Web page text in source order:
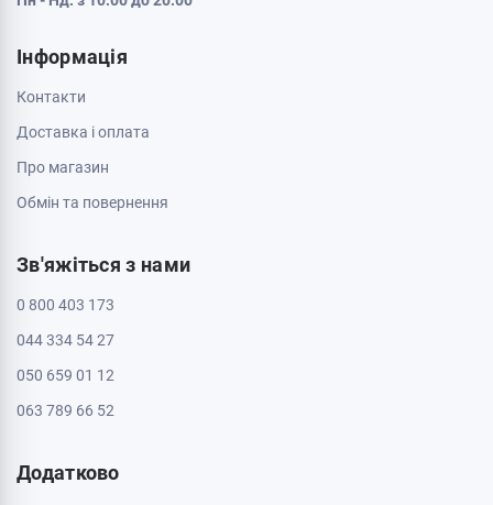
Кривий Ріг, 50000, проспект Металургів 33
Кропивницький, 25006, вул. Велика Перспективна 48
Полтава, 36000, вул. Небесної Сотні 2
Пн - Нд: з 10:00 до 20:00
ТРЦ Депот, 2 поверх
Черкаси, 18005, бул. Шевченка, 195
Інформація
Контакти
Доставка і оплата
Обмін та повернення